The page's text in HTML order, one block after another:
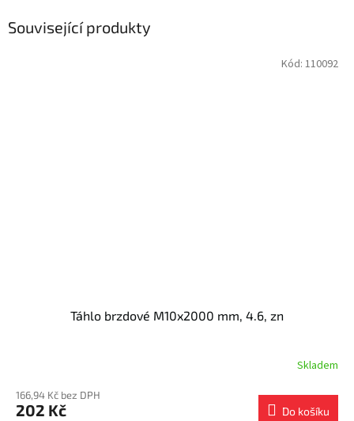
Související produkty
Táhlo brzdové M10x2000 mm, 4.6, zn
Skladem
166,94 Kč bez DPH
202 Kč Do košíku
Kód: 110092